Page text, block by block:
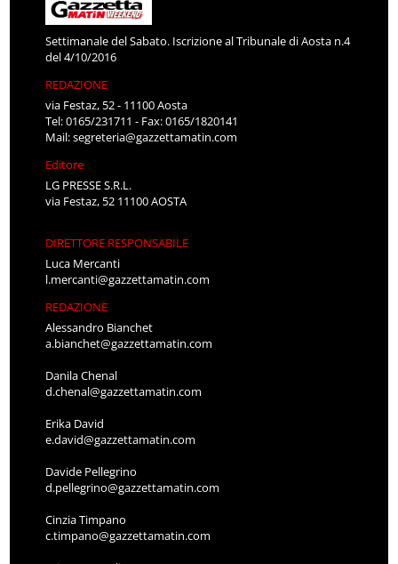
Settimanale del Sabato. Iscrizione al Tribunale di Aosta n.4
del 4/10/2016
REDAZIONE
via Festaz, 52 - 11100 Aosta
Tel: 0165/231711 - Fax: 0165/1820141
Mail:segreteria@gazzettamatin.com
Editore
LG PRESSE S.R.L.
via Festaz, 52 11100 AOSTA
DIRETTORE RESPONSABILE
Luca Mercanti
l.mercanti@gazzettamatin.com
REDAZIONE
Alessandro Bianchet
a.bianchet@gazzettamatin.com
Danila Chenal
d.chenal@gazzettamatin.com
Erika David
e.david@gazzettamatin.com
Davide Pellegrino
d.pellegrino@gazzettamatin.com
Cinzia Timpano
c.timpano@gazzettamatin.com